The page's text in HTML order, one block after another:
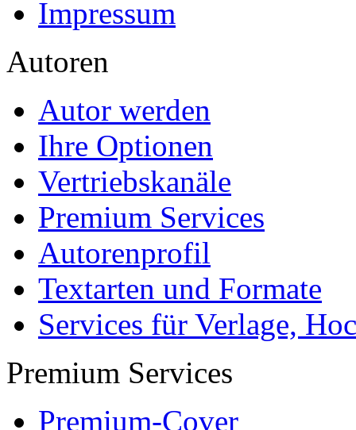
Impressum
Autoren
Autor werden
Ihre Optionen
Vertriebskanäle
Premium Services
Autorenprofil
Textarten und Formate
Services für Verlage,
Premium Services
Premium-Cover